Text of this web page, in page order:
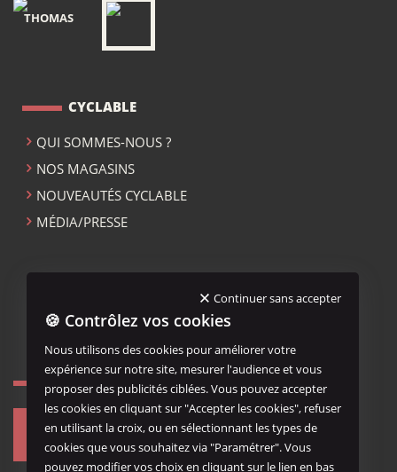
THOMAS
CYCLABLE
QUI SOMMES-NOUS ?
NOS MAGASINS
NOUVEAUTÉS CYCLABLE
MÉDIA/PRESSE
MENTIONS LÉGALES
NOUS REJOINDRE...
Continuer sans accepter
🍪 Contrôlez vos cookies
Nous utilisons des cookies pour améliorer votre
expérience sur notre site, mesurer l'audience et vous
proposer des publicités ciblées. Vous pouvez accepter
les cookies en cliquant sur "Accepter les cookies", refuser
en utilisant la croix, ou en sélectionnant les types de
cookies que vous souhaitez via "Paramétrer". Vous
pouvez modifier vos choix en cliquant sur le lien en bas